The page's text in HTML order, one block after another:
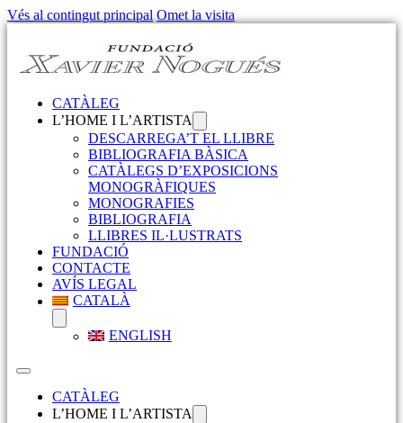
Vés al contingut principal Omet la visita
CATÀLEG
L’HOME I L’ARTISTA
DESCARREGA’T EL LLIBRE
BIBLIOGRAFIA BÀSICA
CATÀLEGS D’EXPOSICIONS
MONOGRÀFIQUES
MONOGRAFIES
BIBLIOGRAFIA
LLIBRES IL·LUSTRATS
FUNDACIÓ
CONTACTE
AVÍS LEGAL
CATALÀ
ENGLISH
CATÀLEG
L’HOME I L’ARTISTA